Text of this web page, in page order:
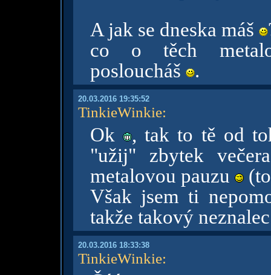
A jak se dneska máš
co o těch
posloucháš
.
20.03.2016 19:35:52
TinkieWinkie:
Ok
, tak to tě od
"užij" zbytek
metalovou pauzu
(to
Však jsem ti
takže takový
20.03.2016 18:33:38
TinkieWinkie: